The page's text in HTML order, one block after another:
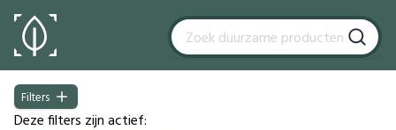
Filters
Filters
Deze filters zijn actief: